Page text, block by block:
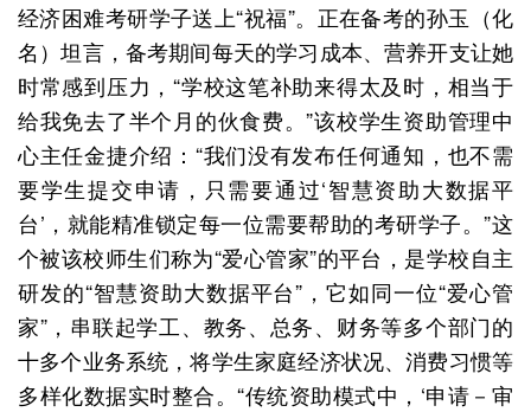
经济困难考研学子送上“祝福”。正在备考的孙玉（化
名）坦言，备考期间每天的学习成本、营养开支让她
时常感到压力，“学校这笔补助来得太及时，相当于
给我免去了半个月的伙食费。”该校学生资助管理中
心主任金捷介绍：“我们没有发布任何通知，也不需
要学生提交申请，只需要通过‘智慧资助大数据平
台’，就能精准锁定每一位需要帮助的考研学子。”这
个被该校师生们称为“爱心管家”的平台，是学校自主
研发的“智慧资助大数据平台”，它如同一位“爱心管
家”，串联起学工、教务、总务、财务等多个部门的
十多个业务系统，将学生家庭经济状况、消费习惯等
多样化数据实时整合。“传统资助模式中，‘申请－审